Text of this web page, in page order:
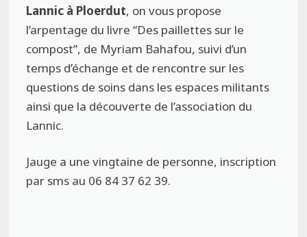
Lannic à Ploerdut, on vous propose
l’arpentage du livre “Des paillettes sur le
compost”, de Myriam Bahafou, suivi d’un
temps d’échange et de rencontre sur les
questions de soins dans les espaces militants
ainsi que la découverte de l’association du
Lannic.
Jauge a une vingtaine de personne, inscription
par sms au 06 84 37 62 39.